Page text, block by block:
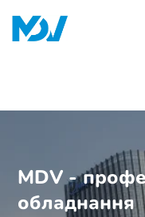
MDV -
обладнання